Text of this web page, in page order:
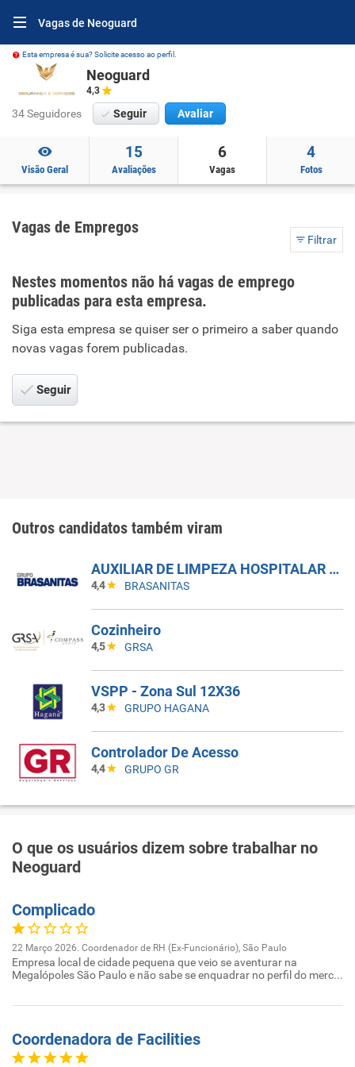
Vagas de Neoguard
Esta empresa é sua? Solicite acesso ao perfil.
Neoguard
4,3
34 Seguidores Seguir Avaliar
Visão Geral
15
Avaliações
6
Vagas
4
Fotos
Vagas de Empregos
Filtrar
Nestes momentos não há vagas de emprego
publicadas para esta empresa.
Siga esta empresa se quiser ser o primeiro a saber quando
novas vagas forem publicadas.
Seguir
Outros candidatos também viram
AUXILIAR DE LIMPEZA HOSPITALAR - 5X1 - MANHÃ
4,4 BRASANITAS
Cozinheiro
4,5 GRSA
VSPP - Zona Sul 12X36
4,3 GRUPO HAGANA
Controlador De Acesso
4,4 GRUPO GR
O que os usuários dizem sobre trabalhar no
Neoguard
Complicado
22 Março 2026. Coordenador de RH (Ex-Funcionário), São Paulo
Empresa local de cidade pequena que veio se aventurar na
Megalópoles São Paulo e não sabe se enquadrar no perfil do merc...
Coordenadora de Facilities